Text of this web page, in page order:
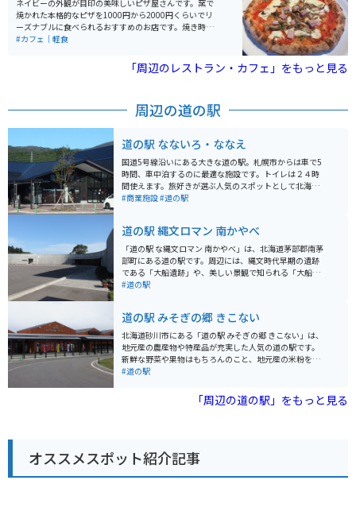
ネイビーの外観が目印の美味しいピザ屋さんです。窯で
焼かれた本格的なピザを1000円から2000円くらいでリ
ーズナブルに食べられるおすすめのお店です。焼き時間
もあっという間で待たずに食べられるのも魅力です。店
#カフェ｜軽食
「周辺のレストラン・カフェ」をもっと見る
周辺の道の駅
道の駅 なないろ・ななえ
国道5号線沿いにある大きな道の駅。札幌市からは車で5
時間、車中泊するのに最適な施設です。トイレは２４時
間使えます。旅好きが選ぶ人気のスポットとして北海道
では第一位。全国で第4位の人気を誇ってます。駐車可能
#商業施設#道の駅
道の駅 縄文ロマン 南かやべ
「道の駅 な縄文ロマン 南かやべ」は、北海道茅部郡南茅
部町にある道の駅です。周辺には、縄文時代早期の遺跡
である「大船遺跡」や、美しい景観で知られる「大船海
岸」など、見どころが沢山あります。 道の駅には、地元
「縄文ロマン館」があります。レストランでは、南茅部
産の新鮮な海の幸を使った料理を堪能できます。 バイク
で訪れる際は、駐車場も広々としているので安心です。
周辺の海岸線を走る道は、景色も良くツーリングにも最
適です。 南茅部町は、昆布の産地として有名です。お土
#道の駅
道の駅 みそぎの郷 きこない
北海道砂川市にある「道の駅 みそぎの郷 きこない」は、
地元産の農産物や特産品が充実した人気の道の駅です。
新鮮な野菜や果物はもちろんのこと、地元産の米粉を使
ったパンやスイーツ、味噌や醤油などの加工品も豊富に
は、地元食材をふんだんに使った料理を楽しむことがで
#道の駅
「周辺の道の駅」をもっと見る
オススメスポット紹介記事